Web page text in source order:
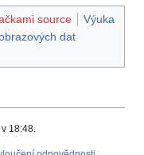
source
Výuka
dat
18:48.